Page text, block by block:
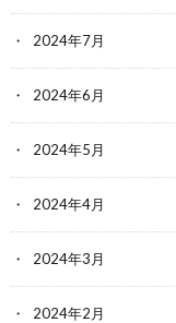
2024年7月
2024年6月
2024年5月
2024年4月
2024年3月
2024年2月